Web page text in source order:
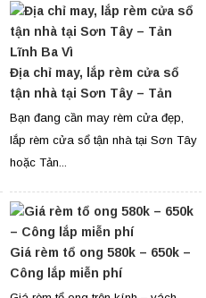
Địa chỉ may, lắp rèm cửa sổ
tận nhà tại Sơn Tây – Tản
Lĩnh Ba Vì
Bạn đang cần may rèm cửa đẹp,
lắp rèm cửa sổ tận nhà tại Sơn Tây
hoặc Tản...
Giá rèm tổ ong 580k – 650k –
Công lắp miễn phí